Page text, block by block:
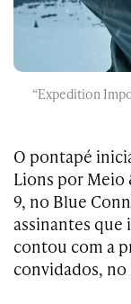
“Expedition
O pontapé
Lions por Meio
9, no Blue
assinantes
contou com a
convidados, no